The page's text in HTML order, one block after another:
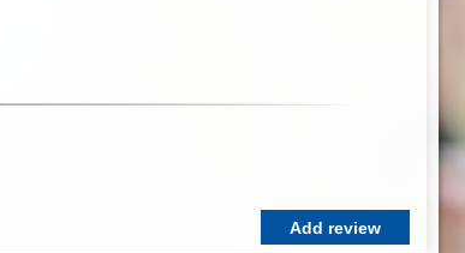
Add review